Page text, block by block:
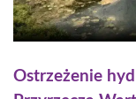
Ostrzeżenie